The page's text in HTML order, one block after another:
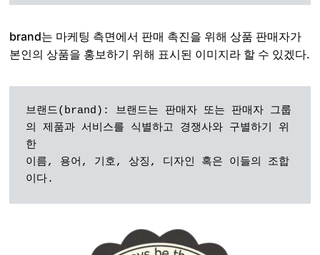
brand는 마케팅 측면에서 판매 촉진을 위해 상품 판매자가
본인의 상품을 홍보하기 위해 표시된 이미지라 할 수 있겠다.
브랜드(brand): 브랜드는 판매자 또는 판매자 그룹
의 제품과 서비스를 식별하고 경쟁사와 구별하기 위
한
이름, 용어, 기호, 상징, 디자인 혹은 이들의 조합
이다.